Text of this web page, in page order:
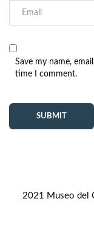
Save my name,
time I comment.
2021 Museo del